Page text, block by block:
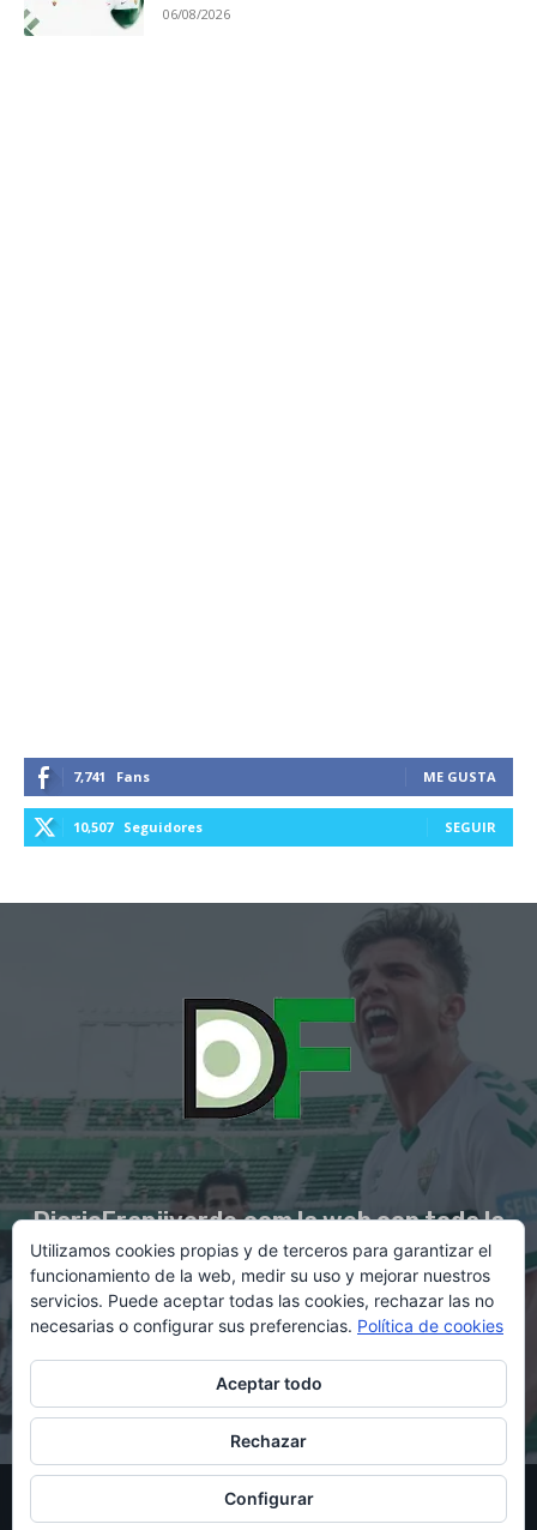
06/08/2026
7,741 Fans ME GUSTA
10,507 Seguidores SEGUIR
DiarioFranjiverde.com la web con toda la
información del Elche C.F.
Contacto en:diario@franjiverde.com
© Copyright 2021 - Gestión y diseño por Rubén Maestre
Política de cookies Política de privacidad
Utilizamos cookies propias y de terceros para garantizar el
funcionamiento de la web, medir su uso y mejorar nuestros
servicios. Puede aceptar todas las cookies, rechazar las no
necesarias o configurar sus preferencias. Política de cookies
Aceptar todo
Rechazar
Configurar